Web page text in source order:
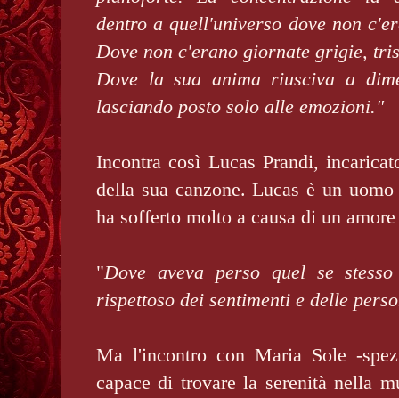
dentro a quell'universo dove non
Dove non c'erano giornate grigie,
Dove la sua anima riusciva a
lasciando posto solo alle emozioni."
Incontra così Lucas Prandi,
della sua canzone. Lucas è un
ha sofferto molto a causa di un
"Dove aveva perso quel se
rispettoso dei sentimenti e delle
Ma l'incontro con Maria Sole -
capace di trovare la serenità nella